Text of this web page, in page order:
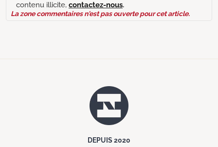
contenu illicite, contactez-nous.
La zone commentaires n'est pas ouverte pour cet article.
DEPUIS 2020